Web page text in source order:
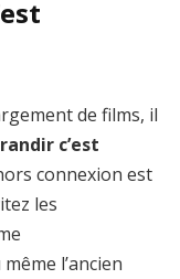
de films, il
c’est
connexion est
les
l’ancien